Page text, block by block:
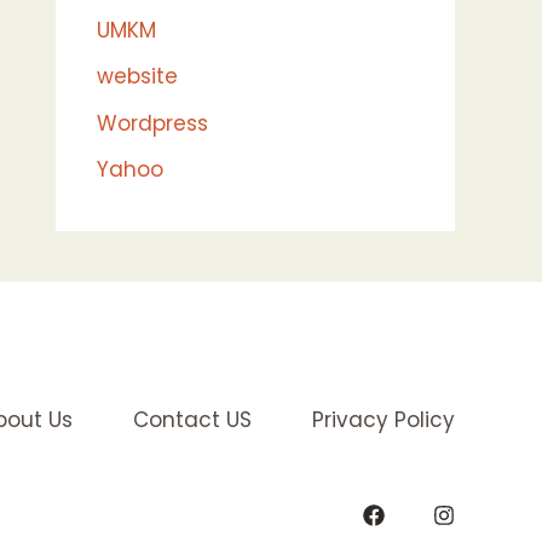
UMKM
website
Wordpress
Yahoo
Us Contact US Privacy Policy